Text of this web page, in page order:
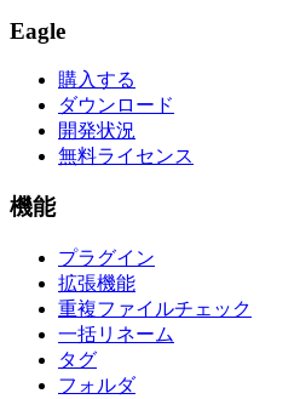
Eagle
購入する
ダウンロード
開発状況
無料ライセンス
機能
プラグイン
拡張機能
重複ファイルチェック
一括リネーム
タグ
フォルダ